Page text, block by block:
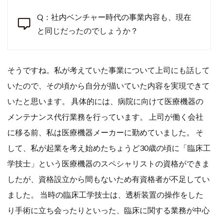
Q：社内ベンチャー時代の事業内容も、現在
と同じだったのでしょうか？
そうですね。私が考えていた事業について上司にも話して
いたので、その頃から自分が描いていた内容を実現できて
いたと思います。 具体的には、病院に向けて医療機器の
メンテナンス代行業務を行っています。 上司が働く会社
に移る前、私は医療機器メーカーに勤めていました。 そ
して、私が起業を考え始めたちょうど30歳の頃に「臨床工
学技士」という医療機器のスペシャリストの資格ができま
したが、資格設立から間もないため有資格者が不足してい
ました。 当時の臨床工学技士は、透析装置の操作をした
り手術に立ち会ったりといった、臨床に関する業務が中心